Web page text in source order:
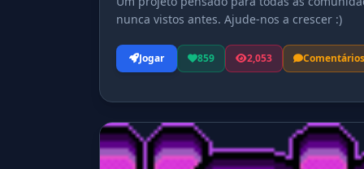
nunca vistos antes. Ajude-nos a crescer :)
Jogar 859 2,053 Comentários